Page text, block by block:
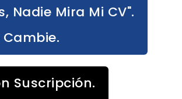
Nadie Mira Mi CV".
Cambie.
Suscripción.